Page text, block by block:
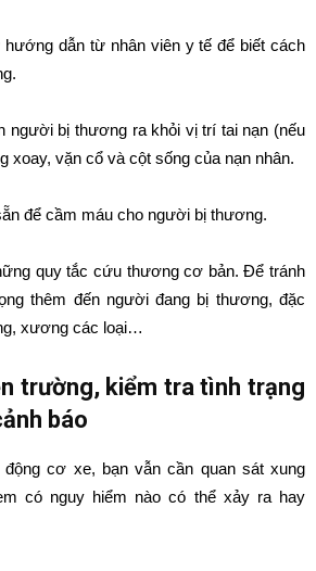
dẫn từ nhân viên y tế để biết cách
người bị thương ra khỏi vị trí tai nạn (nếu
xoay, vặn cổ và cột sống của nạn nhân.
để cầm máu cho người bị thương.
quy tắc cứu thương cơ bản. Để tránh
thêm đến người đang bị thương, đặc
xương các loại…
trường, kiểm tra tình trạng
báo
cơ xe, bạn vẫn cần quan sát xung
có nguy hiểm nào có thể xảy ra hay